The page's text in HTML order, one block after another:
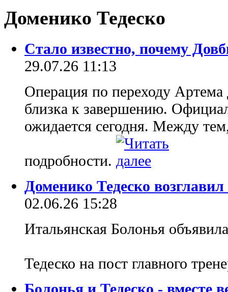
Доменико Тедеско
Стало известно, почему
29.07.26 11:13
Операция по переходу
близка к завершению.
ожидается сегодня. Между
подробности.
Доменико Тедеско
02.06.26 15:28
Итальянская Болонья
Тедеско на пост главного
Болонья и Тедеско - вместе